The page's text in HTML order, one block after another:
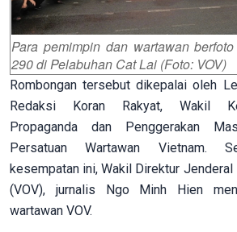
Para pemimpin dan wartawan
290 di Pelabuhan Cat Lai (Foto: VOV)
Rombongan tersebut dikepalai oleh
Redaksi Koran Rakyat, Wakil
Propaganda dan Penggerakan
Persatuan Wartawan Vietnam.
kesempatan ini, Wakil Direktur Jenderal
(VOV), jurnalis Ngo Minh Hien
wartawan VOV.